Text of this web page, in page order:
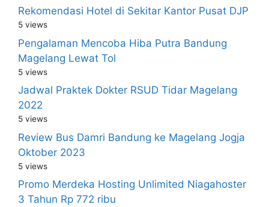
Rekomendasi Hotel di Sekitar Kantor Pusat DJP
5 views
Pengalaman Mencoba Hiba Putra Bandung
Magelang Lewat Tol
5 views
Jadwal Praktek Dokter RSUD Tidar Magelang
2022
5 views
Review Bus Damri Bandung ke Magelang Jogja
Oktober 2023
5 views
Promo Merdeka Hosting Unlimited Niagahoster
3 Tahun Rp 772 ribu